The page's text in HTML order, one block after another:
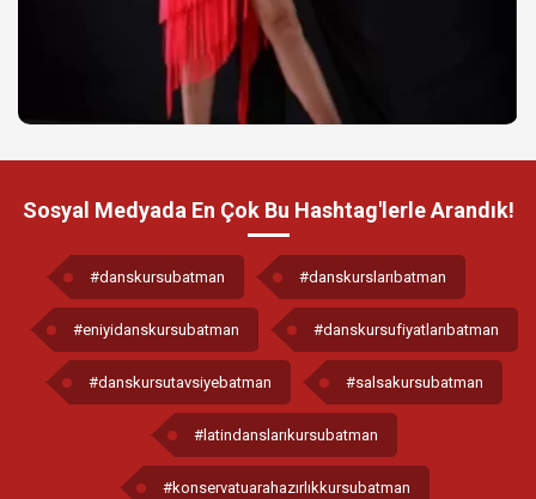
Sosyal Medyada En Çok Bu Hashtag'lerle Arandık!
#danskursubatman #danskurslarıbatman
#eniyidanskursubatman #danskursufiyatlarıbatman
#danskursutavsiyebatman #salsakursubatman
#latindanslarıkursubatman
#konservatuarahazırlıkkursubatman